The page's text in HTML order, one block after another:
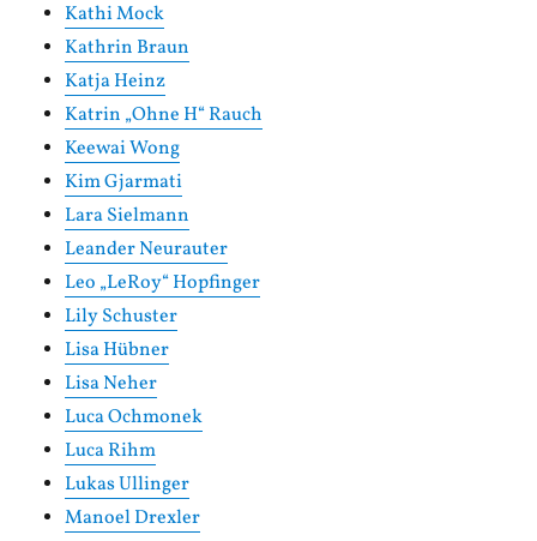
Kathi Mock
Kathrin Braun
Katja Heinz
Katrin „Ohne H“ Rauch
Keewai Wong
Kim Gjarmati
Lara Sielmann
Leander Neurauter
Leo „LeRoy“ Hopfinger
Lily Schuster
Lisa Hübner
Lisa Neher
Luca Ochmonek
Luca Rihm
Lukas Ullinger
Manoel Drexler